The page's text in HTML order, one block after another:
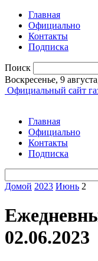
Главная
Официально
Контакты
Подписка
Поиск
Воскресенье, 9
Официальный сайт
Главная
Официально
Контакты
Подписка
Домой 2023 Июнь 2
02.06.2023